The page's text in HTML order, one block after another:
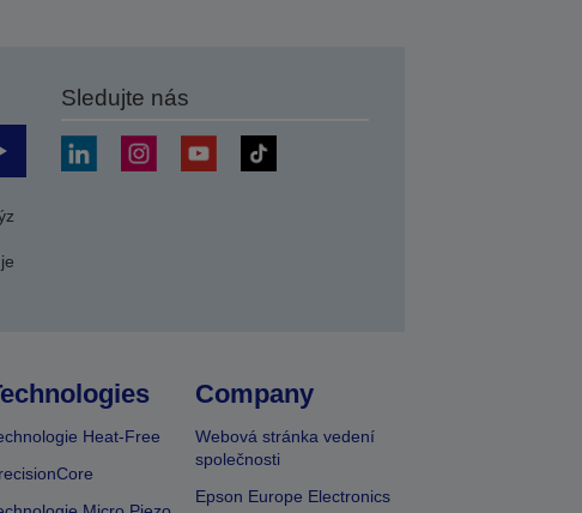
Sledujte nás
Heat-Free
Company
Webová stránka vedení
společnosti
Epson Europe Electronics